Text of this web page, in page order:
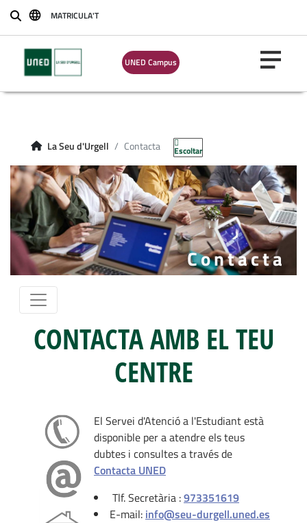
BuscarMATRICULA'T
UNED Campus
La Seu d'Urgell Contacta Escoltar
Contacta
CONTACTA AMB EL TEU
CENTRE
El Servei d'Atenció a l'Estudiant està
disponible per a atendre els teus
dubtes i consultes a través de
Contacta UNED
Tlf. Secretària :973351619
E-mail: info@seu-durgell.uned.es